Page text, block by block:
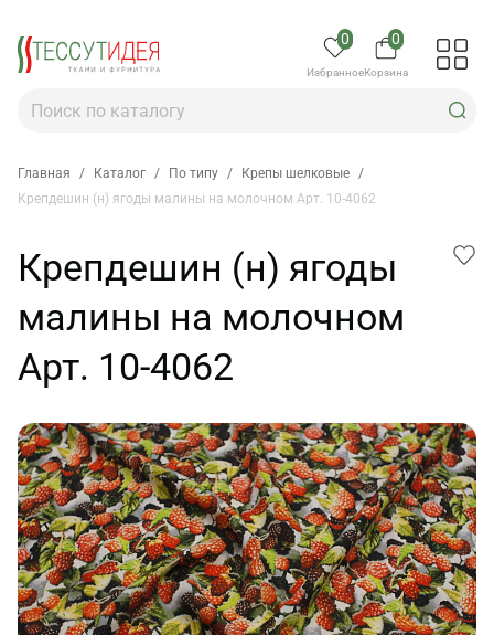
0
Избранное
0
Корзина
Главная / Каталог / По типу / Крепы шелковые /
Крепдешин (н) ягоды малины на молочном Арт. 10-4062
Крепдешин (н) ягоды
малины на молочном
Арт. 10-4062